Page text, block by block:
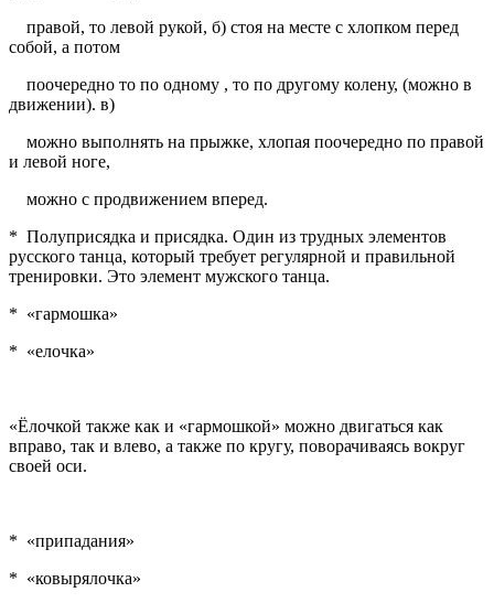
правой, то левой рукой, б) стоя на месте с хлопком перед
собой, а потом
поочередно то по одному , то по другому колену, (можно в
движении). в)
можно выполнять на прыжке, хлопая поочередно по правой
и левой ноге,
можно с продвижением вперед.
* Полуприсядка и присядка. Один из трудных элементов
русского танца, который требует регулярной и правильной
тренировки. Это элемент мужского танца.
* «гармошка»
* «елочка»
«Ёлочкой также как и «гармошкой» можно двигаться как
вправо, так и влево, а также по кругу, поворачиваясь вокруг
своей оси.
* «припадания»
* «ковырялочка»